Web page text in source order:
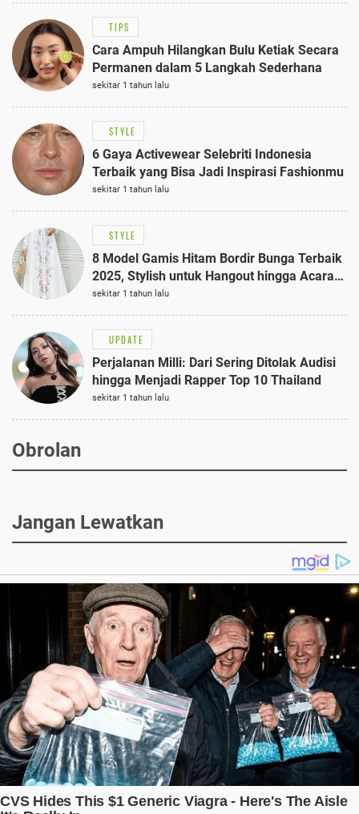
TIPS
Cara Ampuh Hilangkan Bulu Ketiak Secara
Permanen dalam 5 Langkah Sederhana
sekitar 1 tahun lalu
STYLE
6 Gaya Activewear Selebriti Indonesia
Terbaik yang Bisa Jadi Inspirasi Fashionmu
sekitar 1 tahun lalu
STYLE
8 Model Gamis Hitam Bordir Bunga Terbaik
2025, Stylish untuk Hangout hingga Acara
Semi-Formal
sekitar 1 tahun lalu
UPDATE
Perjalanan Milli: Dari Sering Ditolak Audisi
hingga Menjadi Rapper Top 10 Thailand
sekitar 1 tahun lalu
Obrolan
Jangan Lewatkan